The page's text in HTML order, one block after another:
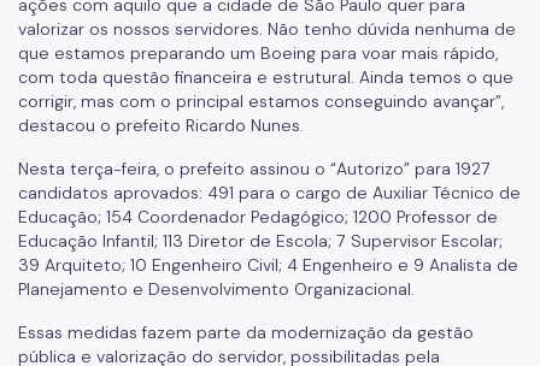
ações com aquilo que a cidade de São Paulo quer para
valorizar os nossos servidores. Não tenho dúvida nenhuma de
que estamos preparando um Boeing para voar mais rápido,
com toda questão financeira e estrutural. Ainda temos o que
corrigir, mas com o principal estamos conseguindo avançar”,
destacou o prefeito Ricardo Nunes.
Nesta terça-feira, o prefeito assinou o “Autorizo” para 1927
candidatos aprovados: 491 para o cargo de Auxiliar Técnico de
Educação; 154 Coordenador Pedagógico; 1200 Professor de
Educação Infantil; 113 Diretor de Escola; 7 Supervisor Escolar;
39 Arquiteto; 10 Engenheiro Civil; 4 Engenheiro e 9 Analista de
Planejamento e Desenvolvimento Organizacional.
Essas medidas fazem parte da modernização da gestão
pública e valorização do servidor, possibilitadas pela